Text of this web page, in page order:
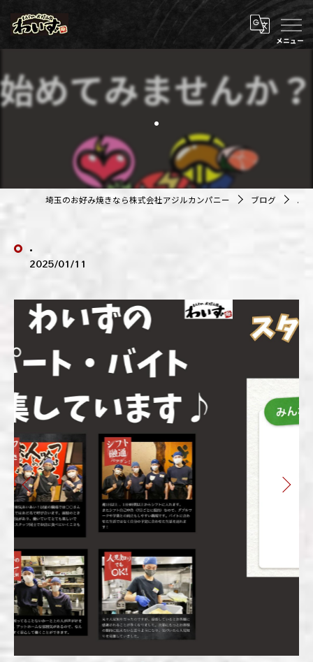
.
埼玉のお好み焼きなら株式会社アジルカンパニー ブログ .
.
2025/01/11